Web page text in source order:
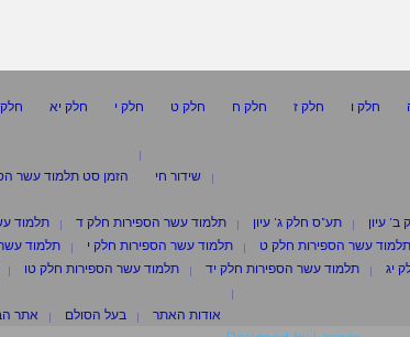
חלק ו חלק ז חלק ח חלק ט חלק י חלק יא
שידור חי
הזמן סט תלמוד עשר
עיון תע"ס חלק ג' עיון תלמוד עשר הספירות חלק ד תלמוד
תלמוד עשר הספירות חלק ט תלמוד עשר הספירות חלק י תלמוד
יג
תלמוד עשר הספירות חלק יד תלמוד עשר הספירות חלק טו
אודות האתר
בעל הסולם אתר